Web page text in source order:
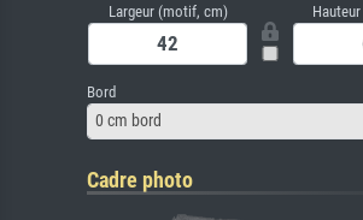
Largeur (motif, cm)
Bord
0 cm bord
Cadre photo